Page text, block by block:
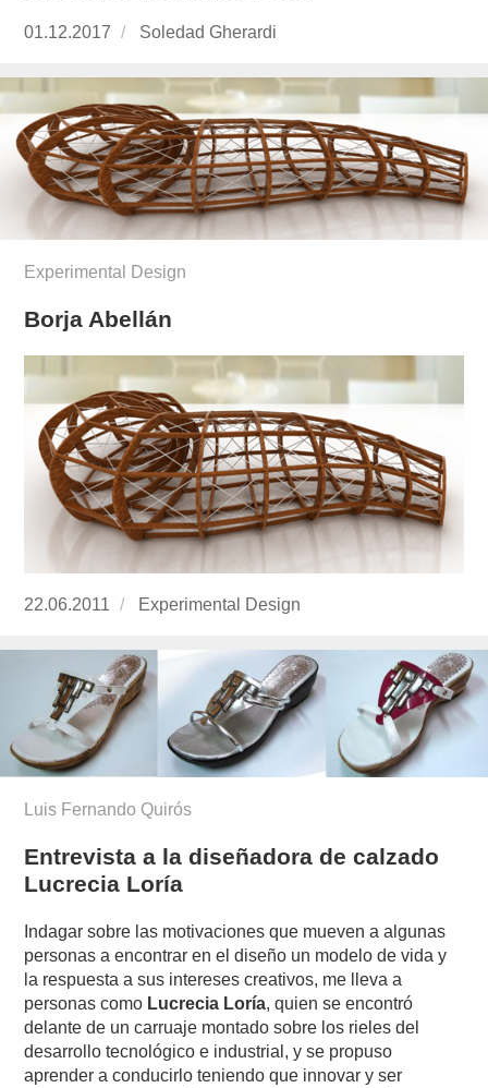
Publicado
01.12.2017
https://www.experimenta.es/author/soledad-
Soledad Gherardi
Experimental Design
Borja Abellán
Publicado
22.06.2011 https://www.experimenta.es/author/
Experimental Design
Luis Fernando Quirós
Entrevista a la diseñadora de calzado
Lucrecia Loría
Indagar sobre las motivaciones que mueven a algunas
personas a encontrar en el diseño un modelo de vida y
la respuesta a sus intereses creativos, me lleva a
personas como Lucrecia Loría, quien se encontró
delante de un carruaje montado sobre los rieles del
desarrollo tecnológico e industrial, y se propuso
aprender a conducirlo teniendo que innovar y ser